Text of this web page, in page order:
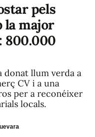
pels
la major
800.000
donat llum verda a
CV i a una
per a reconéixer
locals.